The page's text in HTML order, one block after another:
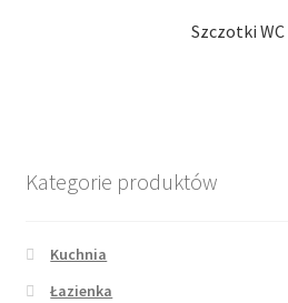
Szczotki WC
Kategorie produktów
Kuchnia
Łazienka